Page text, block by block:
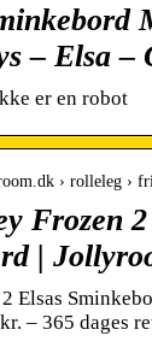
– Elsa –
er en robot
› rolleleg ›
Frozen
|
Elsas
– 365 dages